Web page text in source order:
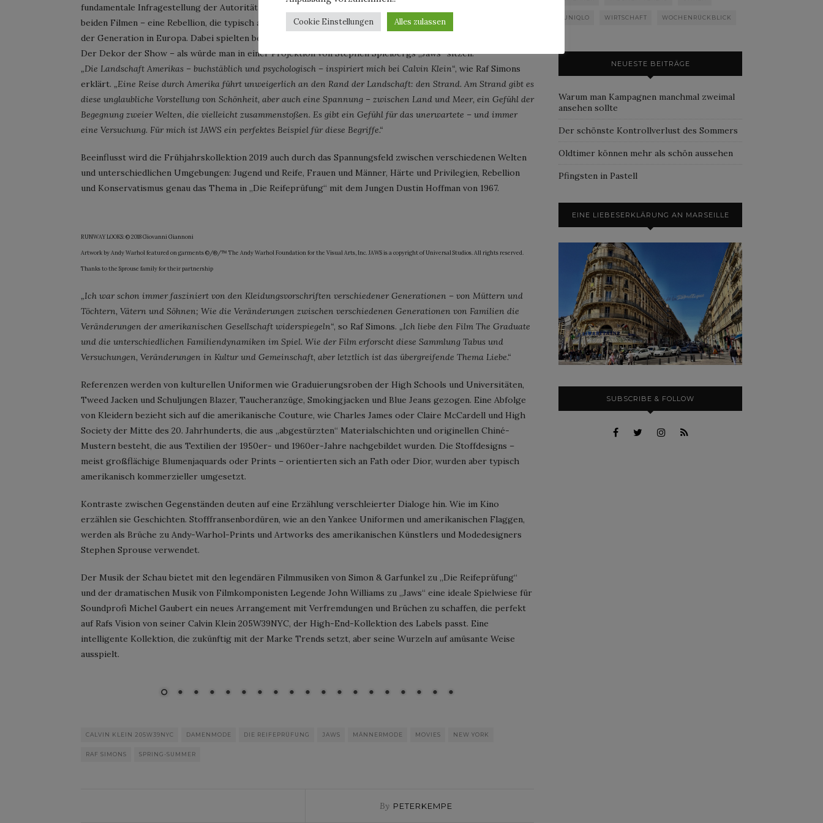
fundamentale Infragestellung der Autorität durch kritisches Hinterfragen und Einsetzen von Initiative in
beiden Filmen – eine Rebellion, die typisch amerikanisch war in der Zeit und Vorbild vieler kritischer Ansätze
der Generation in Europa. Dabei spielten besonders die Regionen der Ost- und Westküste eine starke Rolle.
Der Dekor der Show – als würde man in einer Projektion von Stephen Spielbergs „Jaws“ sitzen.
„Die Landschaft Amerikas – buchstäblich und psychologisch – inspiriert mich bei Calvin Klein“, wie Raf Simons
erklärt. „Eine Reise durch Amerika führt unweigerlich an den Rand der Landschaft: den Strand. Am Strand gibt es
diese unglaubliche Vorstellung von Schönheit, aber auch eine Spannung – zwischen Land und Meer, ein Gefühl der
Begegnung zweier Welten, die vielleicht zusammenstoßen. Es gibt ein Gefühl für das unerwartete – und immer
eine Versuchung. Für mich ist JAWS ein perfektes Beispiel für diese Begriffe.“
Beeinflusst wird die Frühjahrskollektion 2019 auch durch das Spannungsfeld zwischen verschiedenen Welten
und unterschiedlichen Umgebungen: Jugend und Reife, Frauen und Männer, Härte und Privilegien, Rebellion
und Konservatismus genau das Thema in „Die Reifeprüfung“ mit dem Jungen Dustin Hoffman von 1967.
RUNWAY LOOKS: © 2018 Giovanni Giannoni
Artwork by Andy Warhol featured on garments ©/®/™ The Andy Warhol Foundation for the Visual Arts, Inc. JAWS is a copyright of Universal Studios. All rights reserved.
Thanks to the Sprouse family for their partnership
„Ich war schon immer fasziniert von den Kleidungsvorschriften verschiedener Generationen – von Müttern und
Töchtern, Vätern und Söhnen; Wie die Veränderungen zwischen verschiedenen Generationen von Familien die
Veränderungen der amerikanischen Gesellschaft widerspiegeln“, so Raf Simons. „Ich liebe den Film The Graduate
und die unterschiedlichen Familiendynamiken im Spiel. Wie der Film erforscht diese Sammlung Tabus und
Versuchungen, Veränderungen in Kultur und Gemeinschaft, aber letztlich ist das übergreifende Thema Liebe.“
Referenzen werden von kulturellen Uniformen wie Graduierungsroben der High Schools und Universitäten,
Tweed Jacken und Schuljungen Blazer, Taucheranzüge, Smokingjacken und Blue Jeans gezogen. Eine Abfolge
von Kleidern bezieht sich auf die amerikanische Couture, wie Charles James oder Claire McCardell und High
Society der Mitte des 20. Jahrhunderts, die aus „abgestürzten“ Materialschichten und originellen Chiné-
Mustern besteht, die aus Textilien der 1950er- und 1960er-Jahre nachgebildet wurden. Die Stoffdesigns –
meist großflächige Blumenjaquards oder Prints – orientierten sich an Fath oder Dior, wurden aber typisch
amerikanisch kommerzieller umgesetzt.
Kontraste zwischen Gegenständen deuten auf eine Erzählung verschleierter Dialoge hin. Wie im Kino
erzählen sie Geschichten. Stofffransenbordüren, wie an den Yankee Uniformen und amerikanischen Flaggen,
werden als Brüche zu Andy-Warhol-Prints und Artworks des amerikanischen Künstlers und Modedesigners
Stephen Sprouse verwendet.
Der Musik der Schau bietet mit den legendären Filmmusiken von Simon & Garfunkel zu „Die Reifeprüfung“
und der dramatischen Musik von Filmkomponisten Legende John Williams zu „Jaws“ eine ideale Spielwiese für
Soundprofi Michel Gaubert ein neues Arrangement mit Verfremdungen und Brüchen zu schaffen, die perfekt
auf Rafs Vision von seiner Calvin Klein 205W39NYC, der High-End-Kollektion des Labels passt. Eine
intelligente Kollektion, die zukünftig mit der Marke Trends setzt, aber seine Wurzeln auf amüsante Weise
ausspielt.
RUNWAY LOOKS: © 2018 Giovanni Giannoni Artwork by Andy Warhol
featured on garments ©/®/™ The Andy Warhol Foundation for the Visual
CALVIN KLEIN 205W39NYC DAMENMODE DIE REIFEPRÜFUNG JAWS MÄNNERMODE MOVIES NEW YORK
RAF SIMONS SPRING-SUMMER
By PETERKEMPE
UNIQLO WIRTSCHAFT WOCHENRÜCKBLICK
NEUESTE BEITRÄGE
Warum man Kampagnen manchmal zweimal
ansehen sollte
Der schönste Kontrollverlust des Sommers
Oldtimer können mehr als schön aussehen
Pfingsten in Pastell
EINE LIEBESERKLÄRUNG AN MARSEILLE
SUBSCRIBE & FOLLOW
Cookie Einstellungen Alles zulassen